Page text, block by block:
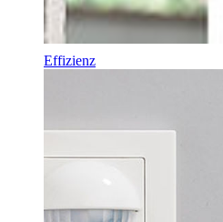
Effizienz